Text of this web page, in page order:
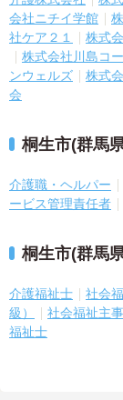
会社ニチイ学館
社ケア２１
株式
株式会社川島コ
ンウェルズ
株式
会
桐生市(群馬
介護職・ヘルパー
ービス管理責任者
桐生市(群馬
介護福祉士 社会
級）
社会福祉主事
福祉士